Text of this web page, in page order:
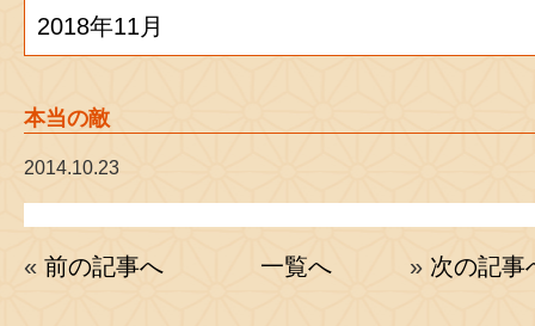
2018年11月
本当の敵
2014.10.23
« 前の記事へ 一覧へ » 次の記事